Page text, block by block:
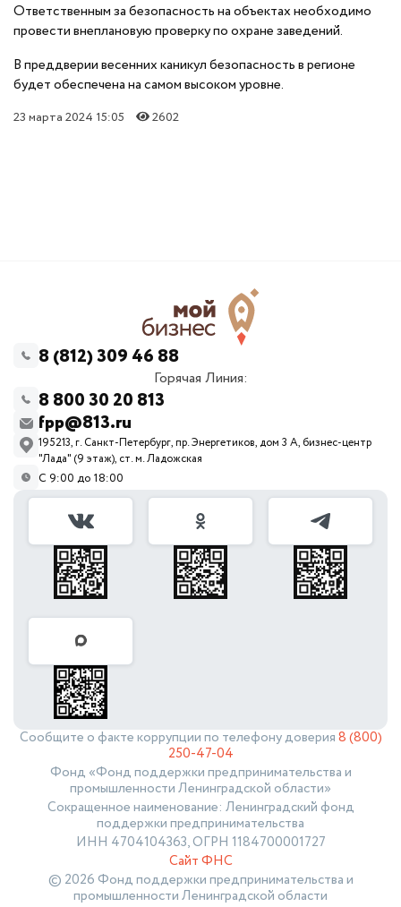
Ответственным за безопасность на объектах необходимо
провести внеплановую проверку по охране заведений.
В преддверии весенних каникул безопасность в регионе
будет обеспечена на самом высоком уровне.
23 марта 2024 15:05 2602
8 (812) 309 46 88
Горячая Линия:
8 800 30 20 813
fpp@813.ru
195213, г. Санкт-Петербург, пр. Энергетиков, дом 3 А, бизнес-центр
"Лада" (9 этаж), ст. м. Ладожская
С 9:00 до 18:00
Сообщите о факте коррупции по телефону доверия8 (800)
250-47-04
Фонд «Фонд поддержки предпринимательства и
промышленности Ленинградской области»
Сокращенное наименование: Ленинградский фонд
поддержки предпринимательства
ИНН 4704104363, ОГРН 1184700001727
Сайт ФНС
© 2026 Фонд поддержки предпринимательства и
промышленности Ленинградской области